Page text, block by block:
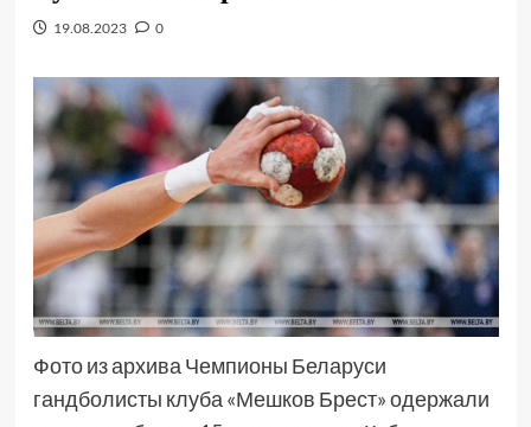
19.08.2023 0
Фото из архива Чемпионы Беларуси
гандболисты клуба «Мешков Брест» одержали